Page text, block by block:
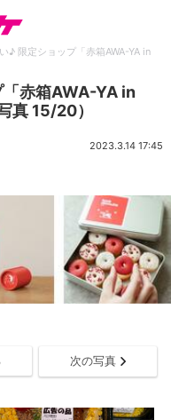
♪ 限定ショップ「赤箱AWA-YA in
「赤箱AWA-YA in
真 15/20）
2023.3.14 17:45
次の写真